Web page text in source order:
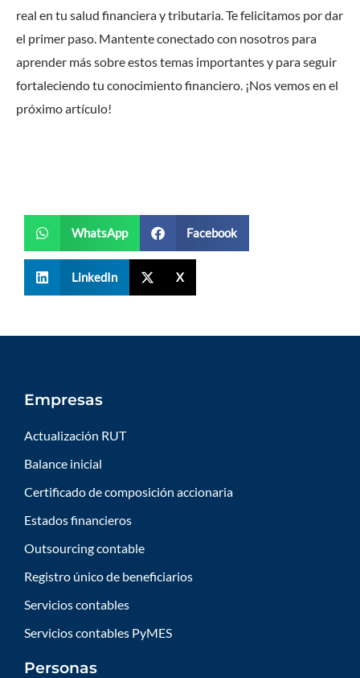
real en tu salud financiera y tributaria. Te felicitamos por dar
el primer paso. Mantente conectado con nosotros para
aprender más sobre estos temas importantes y para seguir
fortaleciendo tu conocimiento financiero. ¡Nos vemos en el
próximo artículo!
WhatsApp Facebook
LinkedIn X
Empresas
Actualización RUT
Balance inicial
Certificado de composición accionaria
Estados financieros
Outsourcing contable
Registro único de beneficiarios
Servicios contables
Servicios contables PyMES
Personas